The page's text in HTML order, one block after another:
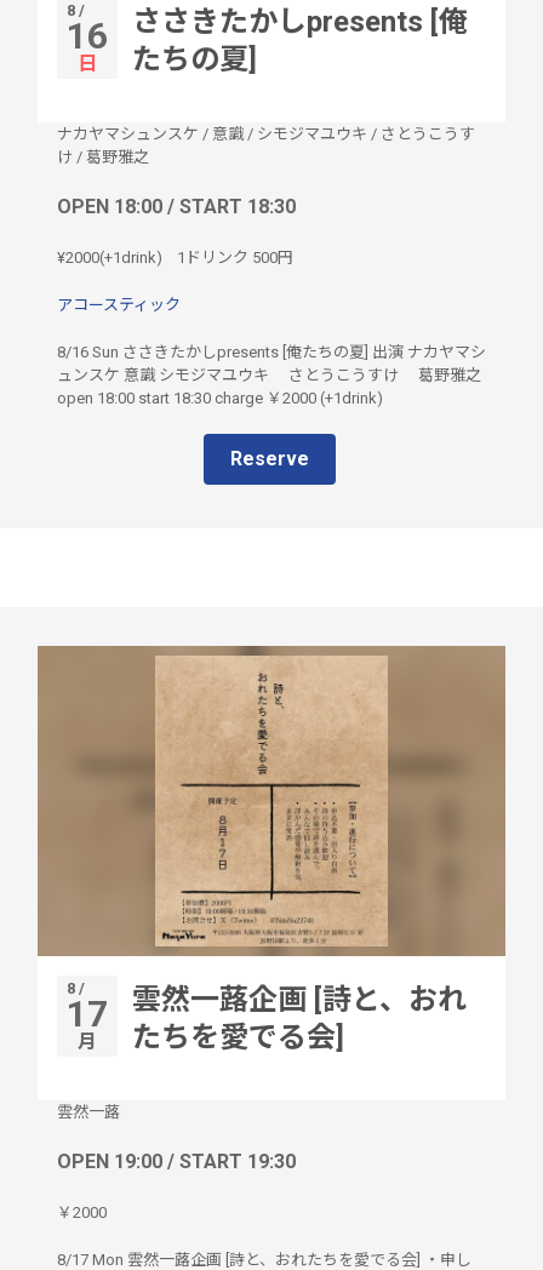
8 /
16
日
ささきたかしpresents [俺
たちの夏]
ナカヤマシュンスケ / 意識/ シモジマユウキ / さとうこうす
け / 葛野雅之
OPEN 18:00 / START 18:30
¥2000(+1drink) 1ドリンク 500円
アコースティック
8/16 Sun ささきたかしpresents [俺たちの夏] 出演 ナカヤマシ
ュンスケ 意識 シモジマユウキ さとうこうすけ 葛野雅之
open 18:00 start 18:30 charge ￥2000 (+1drink)
Reserve
8 /
17
月
雲然一蕗企画 [詩と、おれ
たちを愛でる会]
雲然一蕗
OPEN 19:00 / START 19:30
￥2000
8/17 Mon 雲然一蕗企画 [詩と、おれたちを愛でる会] ・申し